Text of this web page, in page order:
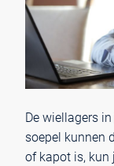
De wiellagers
soepel kunnen
of kapot is, kun